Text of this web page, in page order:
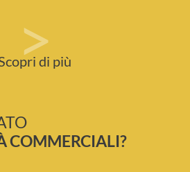
>di più
COMMERCIALI?